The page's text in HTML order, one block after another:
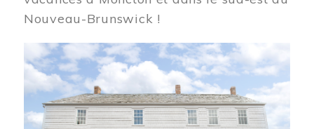
Nouveau-Brunswick !
Image